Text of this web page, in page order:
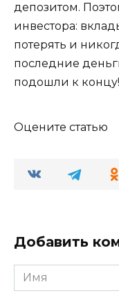
депозитом.
инвестора:
потерять и
последние
подошли к концу!
Оцените статью
Добавить
Имя
*